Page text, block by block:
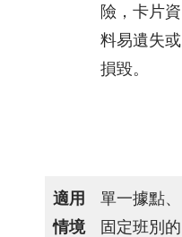
險，卡片資
料易遺失或
損毀。
適用
情境
單一據點、
固定班別的